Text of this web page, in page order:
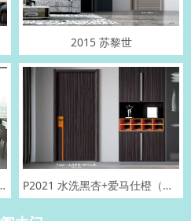
2015 苏黎世
（分左右） P2021 水洗黑杏+爱马仕橙（分左右）